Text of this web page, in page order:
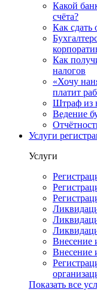
Какой
счёта?
Как сдать
Как
налогов
«Хочу
платит
Штраф из
Ведение
Услуги
Услуги
Внесение
Показать все